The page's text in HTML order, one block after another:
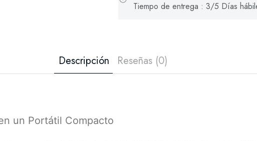
Tiempo de entrega : 3/5 Días
Descripción Reseñas (0)
un Portátil Compacto